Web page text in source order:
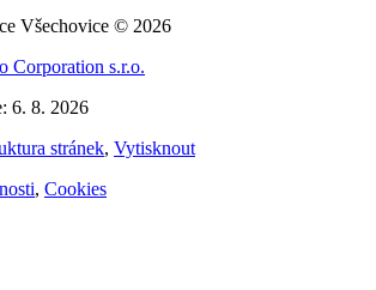
Všechovice © 2026
Corporation s.r.o.
6. 8. 2026
stránek, Vytisknout
, Cookies